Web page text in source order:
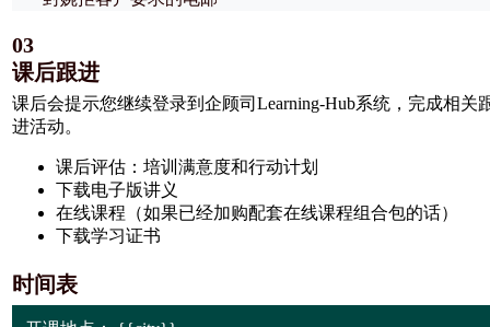
03
课后跟进
课后会提示您继续登录到企顾司Learning-Hub系统，完成相关
进活动。
课后评估：培训满意度和行动计划
下载电子版讲义
在线课程（如果已经加购配套在线课程组合包的话）
下载学习证书
时间表